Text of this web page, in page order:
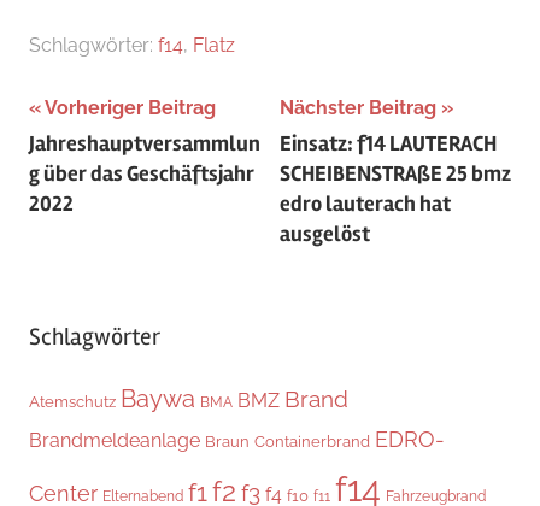
Schlagwörter: f14, Flatz
Beitragsnavigation
Vorheriger Beitrag
Jahreshauptversammlun
g über das Geschäftsjahr
2022
Nächster Beitrag
Einsatz: f14 LAUTERACH
SCHEIBENSTRAßE 25 bmz
edro lauterach hat
ausgelöst
Schlagwörter
Atemschutz Baywa BMA BMZ Brand
Brandmeldeanlage Braun Containerbrand EDRO-
Center Elternabend f1f2 f3 f4 f10 f11 f14 Fahrzeugbrand